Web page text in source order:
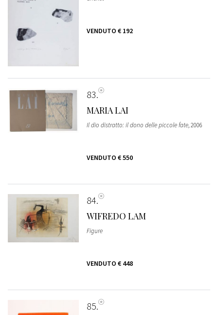
VENDUTO € 192
83
MARIA LAI
Il dio distratto: il dono delle piccole fate, 2006
VENDUTO € 550
84
WIFREDO LAM
Figure
VENDUTO € 448
85